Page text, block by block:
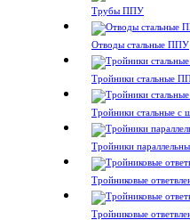
Трубы ППУ
Отводы стальные ППУ
Тройники стальные
Тройники стальные
Тройники
Тройниковые
Тройниковые